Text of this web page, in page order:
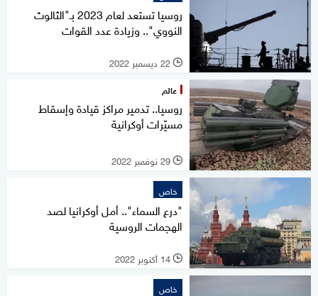
روسيا تستعد لعام 2023 بـ"الثالوث
النووي".. وزيادة عدد القوات
l 22 ديسمبر 2022
عالم
روسيا.. تدمير مراكز قيادة وإسقاط
مسيّرات أوكرانية
l 29 نوفمبر 2022
خاص
"درع السماء".. أمل أوكرانيا لصد
الهجمات الروسية
l 14 أكتوبر 2022
خاص